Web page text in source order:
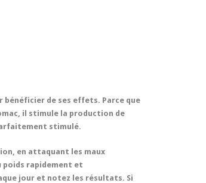
bénéficier de ses effets. Parce que
il stimule la production de
stimulé.
en attaquant les maux
poids rapidement et
jour et notez les résultats. Si